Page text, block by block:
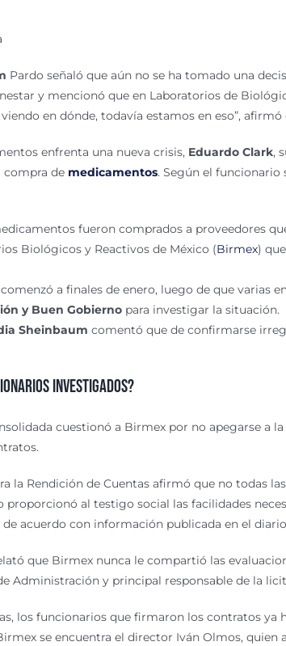
Pardo señaló que aún no se ha tomado una
y mencionó que en Laboratorios de
en dónde, todavía estamos en eso”,
enfrenta una nueva crisis, Eduardo Clark,
compra de medicamentos. Según el funcionario
fueron comprados a proveedores
Biológicos y Reactivos de México (Birmex)
a finales de enero, luego de que
y Buen Gobierno para investigar la situación.
Sheinbaum comentó que de confirmarse
investigados?
cuestionó a Birmex por no apegarse a
la Rendición de Cuentas afirmó que no todas
proporcionó al testigo social las facilidades
acuerdo con información publicada en el
que Birmex nunca le compartió las
Administración y principal responsable de la
los funcionarios que firmaron los contratos ya
se encuentra el director Iván Olmos,